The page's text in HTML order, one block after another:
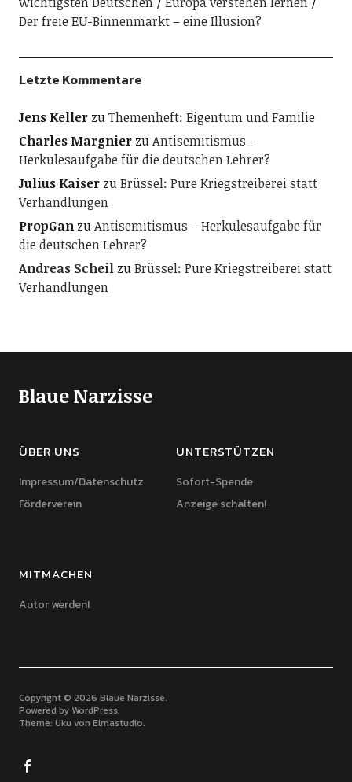
Der freie EU-Binnenmarkt – eine Illusion?
Letzte Kommentare
Jens KellerzuThemenheft: Eigentum und Familie
Charles MargnierzuAntisemitismus –
Herkulesaufgabe für die deutschen Lehrer?
Julius KaiserzuBrüssel: Pure Kriegstreiberei statt
Verhandlungen
PropGanzuAntisemitismus – Herkulesaufgabe für
die deutschen Lehrer?
Andreas ScheilzuBrüssel: Pure Kriegstreiberei statt
Verhandlungen
Blaue Narzisse
ÜBER UNS
Impressum/Datenschutz
Förderverein
UNTERSTÜTZEN
Sofort-Spende
Anzeige schalten!
MITMACHEN
Autor werden!
Copyright © 2026 Blaue Narzisse
Powered by WordPress
Theme: Uku von Elmastudio